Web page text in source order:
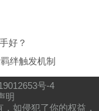
好？
绊触发机制
号-4
明
如侵犯了你的权益，